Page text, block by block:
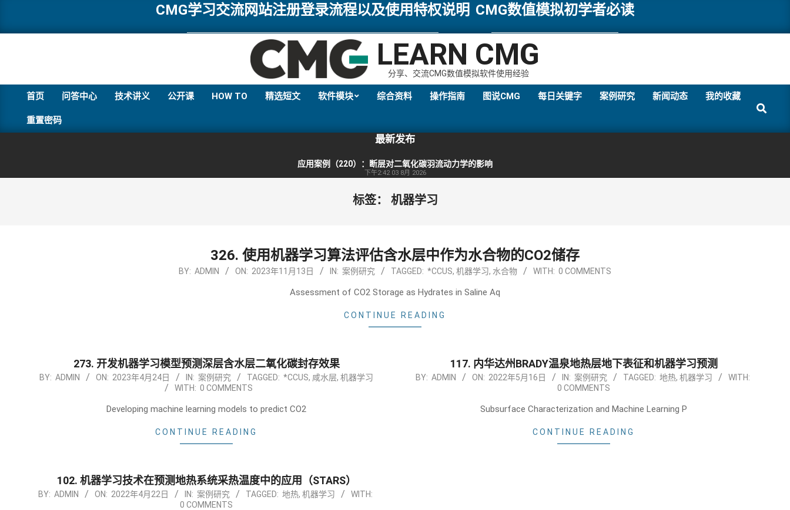
content
CMG学习交流网站注册登录流程以及使用特权说明 CMG数值模拟初学者必读
LEARN CMG
分享、交流CMG数值模拟软件使用经验
Menu
首页 问答中心 技术讲义 公开课 HOW TO 精选短文 软件模块 综合资料 操作指南 图说CMG 每日关键字 案例研究 新闻动态 我的收藏
重置密码
Search
最新发布
应用案例（220）：断层对二氧化碳羽流动力学的影响
下午2:42 03 8月 2026
标签： 机器学习
326. 使用机器学习算法评估含水层中作为水合物的CO2储存
BY: ADMIN ON: 2023年11月13日 IN: 案例研究 TAGGED: *CCUS, 机器学习, 水合物 WITH: 0 COMMENTS
Assessment of CO2 Storage as Hydrates in Saline Aq
CONTINUE READING
273. 开发机器学习模型预测深层含水层二氧化碳封存效果
2023-
BY: ADMIN ON: 2023年4月24日 IN: 案例研究 TAGGED: *CCUS, 咸水层, 机器学习
WITH: 0 COMMENTS
Developing machine learning models to predict CO2
CONTINUE READING
117. 内华达州BRADY温泉地热层地下表征和机器学习预测
2022-
BY: ADMIN ON: 2022年5月16日 IN: 案例研究 TAGGED: 地热, 机器学习
WITH:
0 COMMENTS
Subsurface Characterization and Machine Learning P
CONTINUE READING
102. 机器学习技术在预测地热系统采热温度中的应用（STARS）
2022-
BY: ADMIN ON: 2022年4月22日 IN: 案例研究 TAGGED: 地热, 机器学习
WITH:
0 COMMENTS